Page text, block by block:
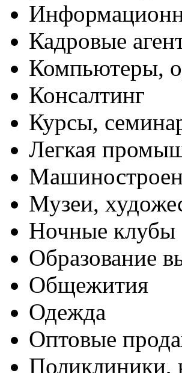
Кадровые
Компьютеры,
Консалтинг
Курсы,
Легкая
Музеи,
Ночные клубы
Образование
Общежития
Одежда
Оптовые
Поликлиники,